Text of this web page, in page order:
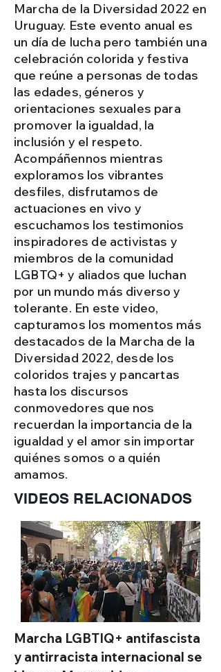
Marcha de la Diversidad 2022 en
Uruguay. Este evento anual es
un día de lucha pero también una
celebración colorida y festiva
que reúne a personas de todas
las edades, géneros y
orientaciones sexuales para
promover la igualdad, la
inclusión y el respeto.
Acompáñennos mientras
exploramos los vibrantes
desfiles, disfrutamos de
actuaciones en vivo y
escuchamos los testimonios
inspiradores de activistas y
miembros de la comunidad
LGBTQ+ y aliados que luchan
por un mundo más diverso y
tolerante. En este video,
capturamos los momentos más
destacados de la Marcha de la
Diversidad 2022, desde los
coloridos trajes y pancartas
hasta los discursos
conmovedores que nos
recuerdan la importancia de la
igualdad y el amor sin importar
quiénes somos o a quién
amamos.
VIDEOS RELACIONADOS
Marcha LGBTIQ+ antifascista
y antirracista internacional se